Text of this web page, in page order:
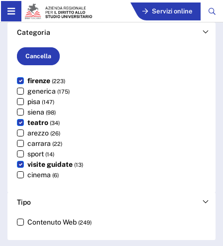
Skip to Main Content Servizi online
Cerca - ARDSU
Categoria
Cancella
firenze (223)
generica (175)
pisa (147)
siena (98)
teatro (34)
arezzo (26)
carrara (22)
sport (14)
visite guidate (13)
cinema (6)
Tipo
Contenuto Web (249)